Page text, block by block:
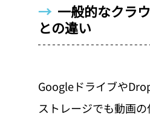
→ 一般的なクラ
との違い
Googleドライブや
ストレージでも動画の